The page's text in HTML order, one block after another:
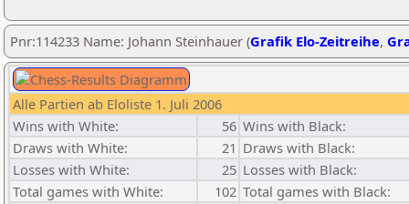
Pnr:114233 Name: Johann Steinhauer (Grafik Elo-Zeitreihe,
Alle Partien ab Eloliste 1. Juli 2006
Wins with White:
56 Wins with Black:
Draws with White:
21 Draws with Black:
Losses with White:
25 Losses with Black:
Total games with White:
102 Total games with Black: